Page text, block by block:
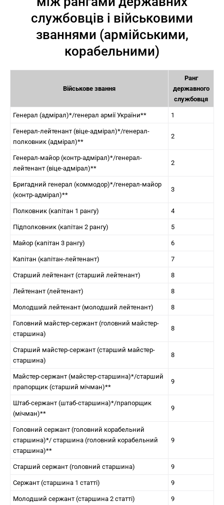
службовців і військовими
званнями (армійськими,
корабельними)
Військове звання
Ранг
державного
службовця
Генерал (адмірал)*/генерал армії України** 1
Генерал-лейтенант (віце-адмірал)*/генерал-
полковник (адмірал)**
2
Генерал-майор (контр-адмірал)*/генерал-
лейтенант (віце-адмірал)**
2
Бригадний генерал (коммодор)*/генерал-майор
(контр-адмірал)**
3
Полковник (капітан 1 рангу) 4
Підполковник (капітан 2 рангу) 5
Майор (капітан 3 рангу) 6
Капітан (капітан-лейтенант) 7
Старший лейтенант (старший лейтенант) 8
Лейтенант (лейтенант) 8
Молодший лейтенант (молодший лейтенант) 8
Головний майстер-сержант (головний майстер-
старшина)
8
Старший майстер-сержант (старший майстер-
старшина)
8
Майстер-сержант (майстер-старшина)*/старший
прапорщик (старший мічман)**
9
Штаб-сержант (штаб-старшина)*/прапорщик
(мічман)**
9
Головний сержант (головний корабельний
старшина)*/ старшина (головний корабельний
старшина)**
9
Старший сержант (головний старшина) 9
Сержант (старшина 1 статті) 9
Молодший сержант (старшина 2 статті) 9